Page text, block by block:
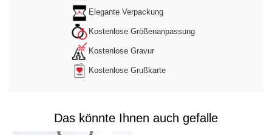
Elegante Verpackung
Kostenlose Größenanpassung
Kostenlose Gravur
Kostenlose Grußkarte
Das könnte Ihnen auch gefalle